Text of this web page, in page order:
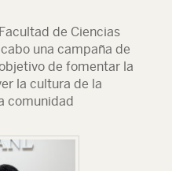
de Ciencias
una campaña de
de fomentar la
la cultura de la
comunidad